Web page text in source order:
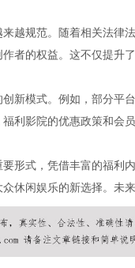
越规范。随着相关法律
者的权益。这不仅提升
新模式。例如，部分平
利影院的优惠政策和会
形式，凭借丰富的福利
休闲娱乐的新选择。未